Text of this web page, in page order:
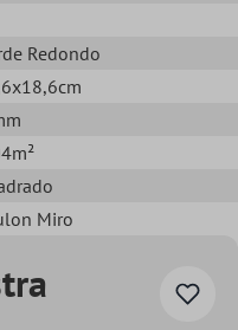
Redondo
Miro